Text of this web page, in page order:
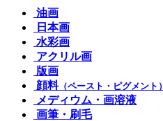
油画
日本画
水彩画
アクリル画
版画
顔料（ペースト・ピグメント）
メディウム・画溶液
画筆・刷毛